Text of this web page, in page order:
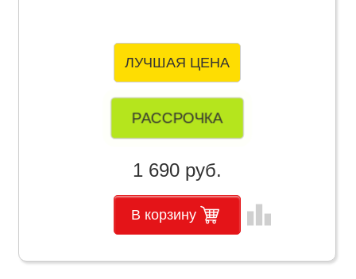
ЛУЧШАЯ ЦЕНА
РАССРОЧКА
1 690 руб.
В корзину leaderboard